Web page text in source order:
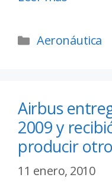
Aeronáutica
Airbus
2009 y
producir
11 enero, 2010